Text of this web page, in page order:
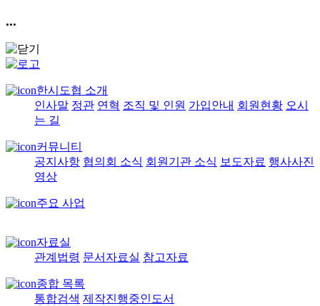
...
한시도협 소개
인사말 정관 연혁 조직 및 인원 가입안내 회원현황 오시
는 길
커뮤니티
공지사항 협의회 소식 회원기관 소식 보도자료 행사사진
영상
주요 사업
자료실
관계법령 문서자료실 참고자료
종합 목록
통합검색 제작진행중인도서